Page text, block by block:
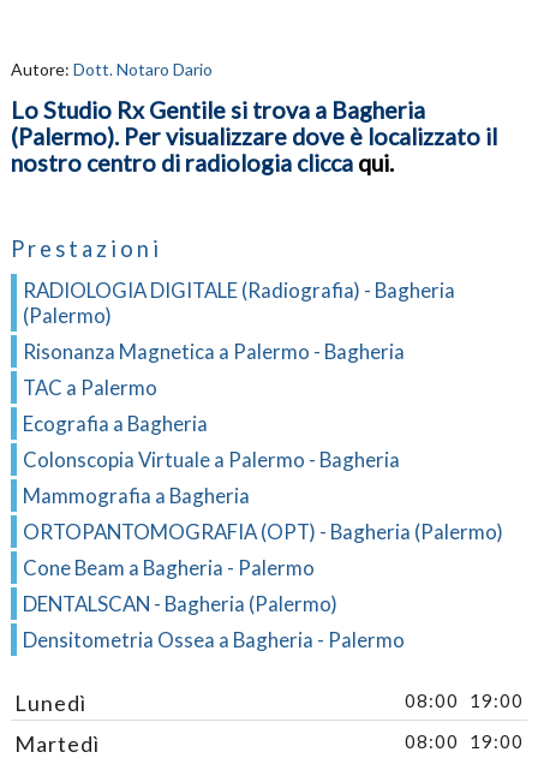
Autore: Dott. Notaro Dario
Lo Studio Rx Gentile si trova a Bagheria
(Palermo). Per visualizzare dove è localizzato il
nostro centro di radiologia clicca qui.
Prestazioni
RADIOLOGIA DIGITALE (Radiografia) - Bagheria
(Palermo)
Risonanza Magnetica a Palermo - Bagheria
TAC a Palermo
Ecografia a Bagheria
Colonscopia Virtuale a Palermo - Bagheria
Mammografia a Bagheria
ORTOPANTOMOGRAFIA (OPT) - Bagheria (Palermo)
Cone Beam a Bagheria - Palermo
DENTALSCAN - Bagheria (Palermo)
Densitometria Ossea a Bagheria - Palermo
Lunedì 08:00 19:00
Martedì 08:00 19:00